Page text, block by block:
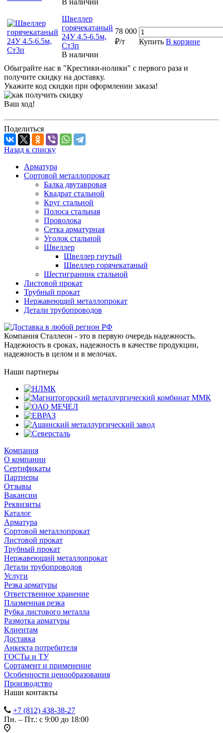
Швеллер
горячекатаный
24У 4.5-6.5м,
Ст3п
В наличии
78 000
₽/т
Купить В корзине
Обыграйте нас в "Крестики-нолики" с первого раза и
получите скидку на доставку.
Укажите код скидки при оформлении заказа!
Ваш ход!
Поделиться
Назад к списку
Арматура
Сортовой металлопрокат
Балка двутавровая
Квадрат стальной
Круг стальной
Полоса стальная
Проволока
Сетка арматурная
Уголок стальной
Швеллер
Швеллер гнутый
Швеллер горячекатаный
Шестигранник стальной
Листовой прокат
Трубный прокат
Нержавеющий металлопрокат
Детали трубопроводов
Компания Сталлеон - это в первую очередь надежность.
Надежность в сроках, надежность в качестве продукции,
надежность в целом и в мелочах.
Наши партнеры
Компания
О компании
Сертификаты
Партнеры
Отзывы
Вакансии
Реквизиты
Каталог
Арматура
Сортовой металлопрокат
Листовой прокат
Трубный прокат
Нержавеющий металлопрокат
Детали трубопроводов
Услуги
Резка арматуры
Ответственное хранение
Плазменная резка
Рубка листового металла
Размотка арматуры
Клиентам
Доставка
Анкекта потребителя
ГОСТы и ТУ
Сортамент и применение
Особенности ценообразования
Производство
Наши контакты
+7 (812) 438-38-27
Пн. – Пт.: с 9:00 до 18:00